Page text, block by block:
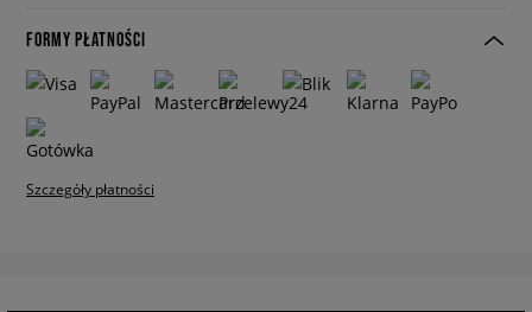
FORMY PŁATNOŚCI
Szczegóły płatności